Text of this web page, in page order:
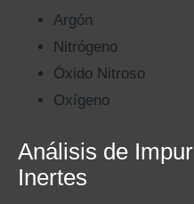
Kits AirCheck✓
Account
Argón
Nitrógeno
Óxido Nitroso
Oxígeno
Análisis de
Inertes